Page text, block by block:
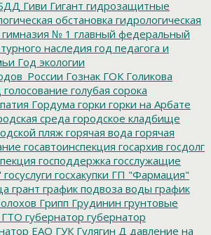
Гиви Гигант гидрозащитные
обстановка гидрологическая
гимназия № 1 главный федеральный
наследия год педагога и
Год экологии
Гознак ГОК Голикова
голосование голубая сорока
Гордума горки горки на Арбате
среда городское кладбище
пляж горячая вода горячая
госавтоинспекция госархив госдолг
господдержка госслужащие
госуслуги госхакупки ГП "Фармация"
грант график подвоза воды график
Грипп Грудинин грунтовые
ГТО губернатор губернатор
ЕАО ГУК Гулягин Д давление на